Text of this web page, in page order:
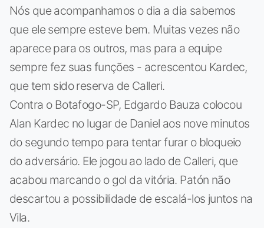
Nós que acompanhamos o dia a dia sabemos
que ele sempre esteve bem. Muitas vezes não
aparece para os outros, mas para a equipe
sempre fez suas funções - acrescentou Kardec,
que tem sido reserva de Calleri.
Contra o Botafogo-SP, Edgardo Bauza colocou
Alan Kardec no lugar de Daniel aos nove minutos
do segundo tempo para tentar furar o bloqueio
do adversário. Ele jogou ao lado de Calleri, que
acabou marcando o gol da vitória. Patón não
descartou a possibilidade de escalá-los juntos na
Vila.